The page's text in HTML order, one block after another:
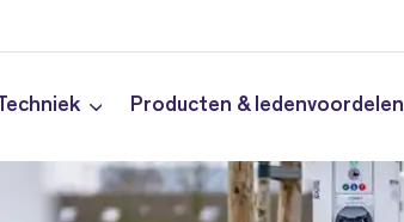
Techniek Producten & ledenvoordelen